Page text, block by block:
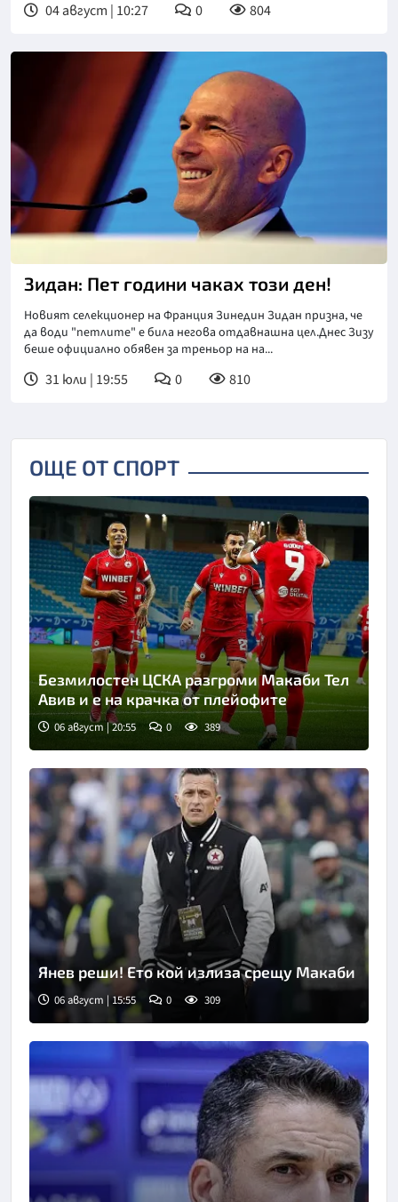
04 август | 10:27 0 804
Зидан: Пет години чаках този ден!
Новият селекционер на Франция Зинедин Зидан призна, че
да води "петлите" е била негова отдавнашна цел.Днес Зизу
беше официално обявен за треньор на на...
31 юли | 19:55 0 810
ОЩЕ ОТ СПОРТ
Безмилостен ЦСКА разгроми Макаби Тел
Авив и е на крачка от плейофите
06 август | 20:55 0 389
Янев реши! Ето кой излиза срещу Макаби
06 август | 15:55 0 309